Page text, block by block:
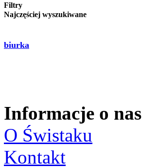
Filtry
Najczęściej wyszukiwane
biurka
Informacje o nas
O Świstaku
Kontakt